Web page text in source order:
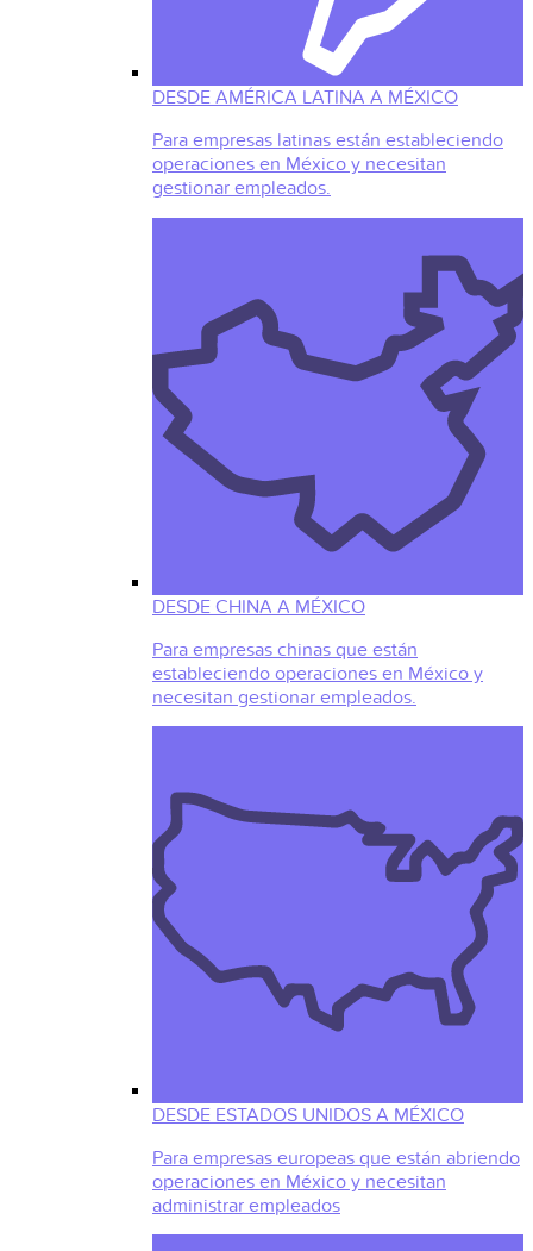
DESDE AMÉRICA LATINA A MÉXICO
Para empresas latinas están estableciendo
operaciones en México y necesitan
gestionar empleados.
DESDE CHINA A MÉXICO
Para empresas chinas que están
estableciendo operaciones en México y
necesitan gestionar empleados.
DESDE ESTADOS UNIDOS A MÉXICO
Para empresas europeas que están abriendo
operaciones en México y necesitan
administrar empleados